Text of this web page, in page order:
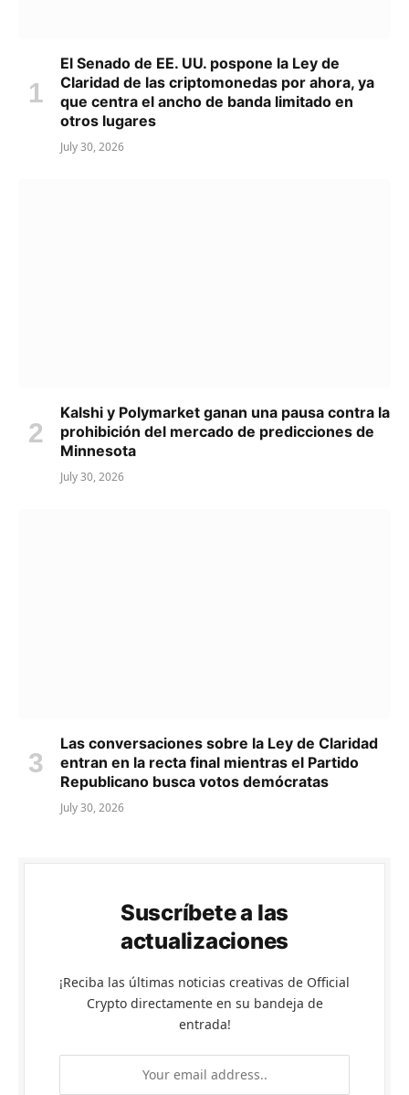
El Senado de EE. UU. pospone la Ley de
Claridad de las criptomonedas por ahora, ya
que centra el ancho de banda limitado en
otros lugares
July 30, 2026
Kalshi y Polymarket ganan una pausa contra la
prohibición del mercado de predicciones de
Minnesota
July 30, 2026
Las conversaciones sobre la Ley de Claridad
entran en la recta final mientras el Partido
Republicano busca votos demócratas
July 30, 2026
Suscríbete a las
actualizaciones
¡Reciba las últimas noticias creativas de Official
Crypto directamente en su bandeja de
entrada!